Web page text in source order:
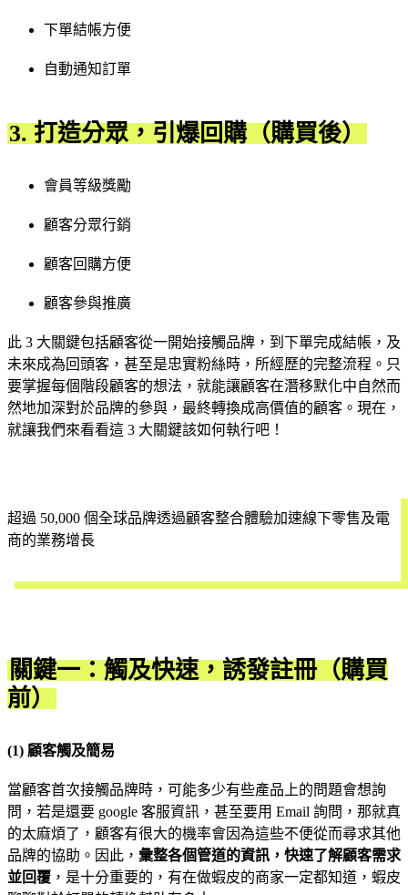
下單結帳方便
自動通知訂單
3. 打造分眾，引爆回購（購買後）
會員等級獎勵
顧客分眾行銷
顧客回購方便
顧客參與推廣
此 3 大關鍵包括顧客從一開始接觸品牌，到下單完成結帳，及
未來成為回頭客，甚至是忠實粉絲時，所經歷的完整流程。只
要掌握每個階段顧客的想法，就能讓顧客在潛移默化中自然而
然地加深對於品牌的參與，最終轉換成高價值的顧客。現在，
就讓我們來看看這 3 大關鍵該如何執行吧！
超過 50,000 個全球品牌透過顧客整合體驗加速線下零售及電
商的業務增長
關鍵一：觸及快速，誘發註冊（購買
前）
(1) 顧客觸及簡易
當顧客首次接觸品牌時，可能多少有些產品上的問題會想詢
問，若是還要 google 客服資訊，甚至要用 Email 詢問，那就真
的太麻煩了，顧客有很大的機率會因為這些不便從而尋求其他
品牌的協助。因此， 彙整各個管道的資訊，快速了解顧客需求
並回覆 ，是十分重要的，有在做蝦皮的商家一定都知道，蝦皮